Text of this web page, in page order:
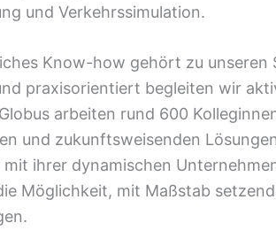
und Verkehrssimulation.
Know-how gehört zu unseren
praxisorientiert begleiten wir
arbeiten rund 600
und zukunftsweisenden
mit ihrer dynamischen
Möglichkeit, mit Maßstab